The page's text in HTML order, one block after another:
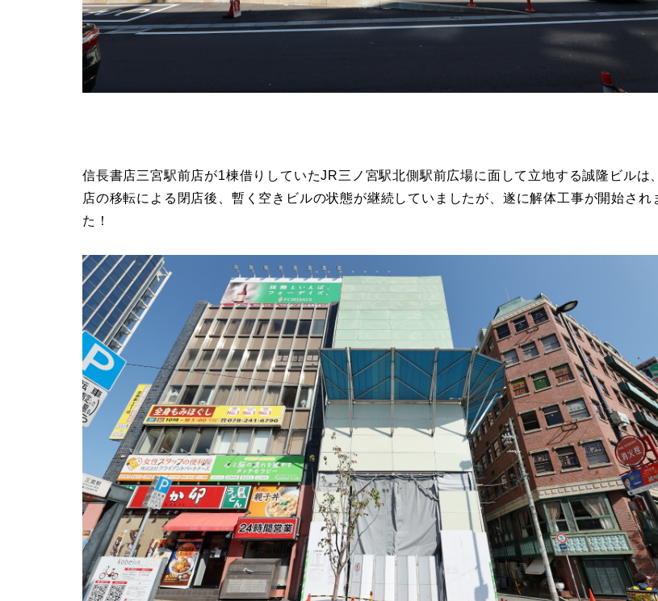
信長書店三宮駅前店が1棟借りしていたJR三ノ宮駅北側駅前広場に面して立地する誠隆ビルは
店の移転による閉店後、暫く空きビルの状態が継続していましたが、遂に解体工事が開始され
た！